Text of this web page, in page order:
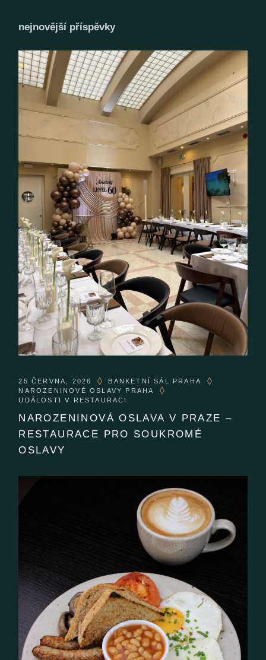
nejnovější příspěvky
25 ČERVNA, 2026
BANKETNÍ SÁL PRAHA
NAROZENINOVÉ OSLAVY PRAHA
UDÁLOSTI V RESTAURACI
NAROZENINOVÁ OSLAVA V PRAZE –
RESTAURACE PRO SOUKROMÉ
OSLAVY